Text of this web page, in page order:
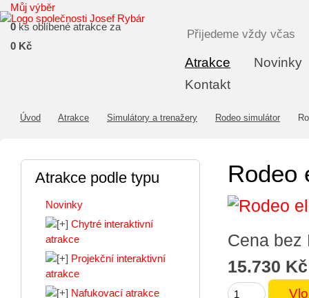
Atrakce
Novinky
Kontakt
Můj výběr
0 ks oblíbené atrakce za
0 Kč
Přijedeme vždy včas
Úvod Atrakce Simulátory a trenažery Rodeo simulátor
Rodeo
Cena
15.730 Kč
Atrakce podle typu
Novinky
Chytré interaktivní
atrakce
Projekční interaktivní
atrakce
Nafukovací atrakce